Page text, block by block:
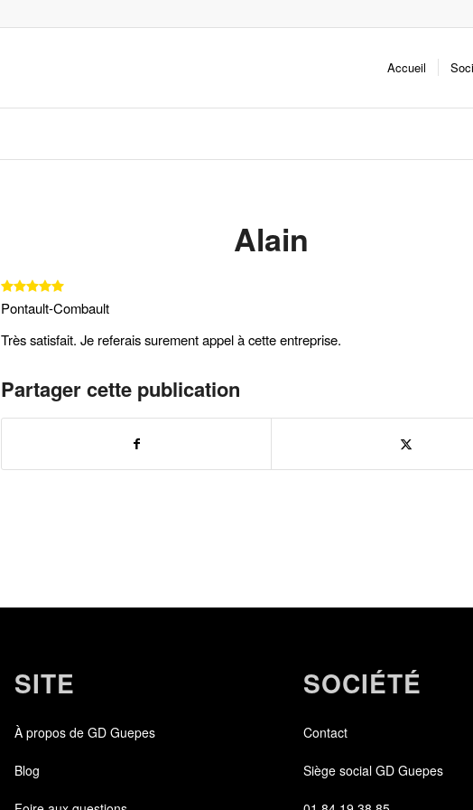
Accueil
Alain
Pontault-Combault
Très satisfait. Je referais surement appel à cette entreprise.
Partager cette publication
SITE
À propos de GD Guepes
Blog
SOCIÉTÉ
Contact
Siège social GD Guepes